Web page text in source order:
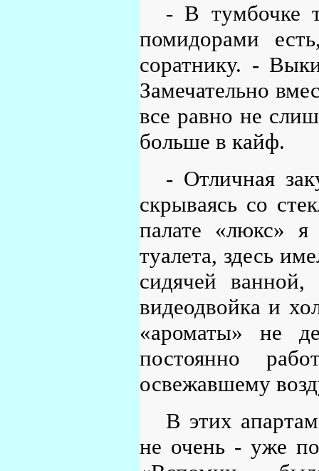
- В тумбочке
помидорами
соратнику. -
Замечательно
все равно не
больше в кайф.
- Отличная
скрываясь со
палате «люкс»
туалета, здесь
сидячей
видеодвойка и
«ароматы» не
постоянно
освежавшему
В этих
не очень - уже